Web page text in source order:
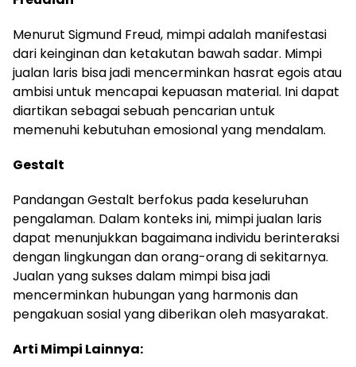
Menurut Sigmund Freud, mimpi adalah manifestasi
dari keinginan dan ketakutan bawah sadar. Mimpi
jualan laris bisa jadi mencerminkan hasrat egois atau
ambisi untuk mencapai kepuasan material. Ini dapat
diartikan sebagai sebuah pencarian untuk
memenuhi kebutuhan emosional yang mendalam.
Gestalt
Pandangan Gestalt berfokus pada keseluruhan
pengalaman. Dalam konteks ini, mimpi jualan laris
dapat menunjukkan bagaimana individu berinteraksi
dengan lingkungan dan orang-orang di sekitarnya.
Jualan yang sukses dalam mimpi bisa jadi
mencerminkan hubungan yang harmonis dan
pengakuan sosial yang diberikan oleh masyarakat.
Arti Mimpi Lainnya: